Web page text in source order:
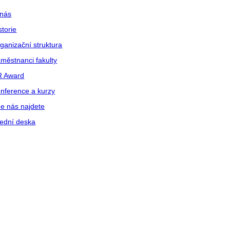
struktura
fakulty
Award
a kurzy
nás najdete
deska